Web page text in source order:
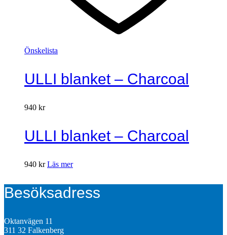
Önskelista
ULLI blanket – Charcoal
940 kr
ULLI blanket – Charcoal
940 kr Läs mer
Besöksadress
Oktanvägen 11
311 32 Falkenberg